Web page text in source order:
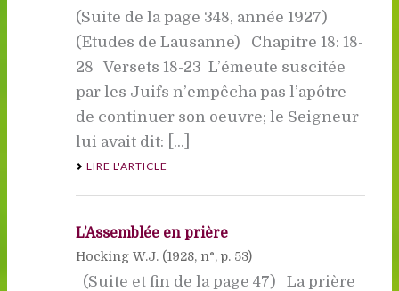
(Suite de la page 348, année 1927)
(Etudes de Lausanne) Chapitre 18: 18-
28 Versets 18-23  L’émeute suscitée
par les Juifs n’empêcha pas l’apôtre
de continuer son oeuvre; le Seigneur
lui avait dit: [...]
LIRE L'ARTICLE
L’Assemblée en prière
Hocking W.J. (1928, n°, p. 53)
(Suite et fin de la page 47) La prière